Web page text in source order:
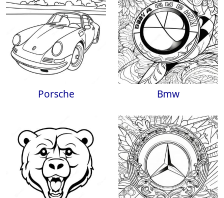
Porsche Bmw